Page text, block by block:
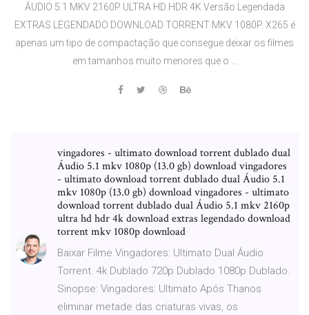
ÁUDIO 5.1 MKV 2160P ULTRA HD HDR 4K Versão Legendada
EXTRAS LEGENDADO DOWNLOAD TORRENT MKV 1080P. X265 é
apenas um tipo de compactação que consegue deixar os filmes
em tamanhos muito menores que o …
vingadores - ultimato download torrent dublado dual
Áudio 5.1 mkv 1080p (13.0 gb) download vingadores
- ultimato download torrent dublado dual Áudio 5.1
mkv 1080p (13.0 gb) download vingadores - ultimato
download torrent dublado dual Áudio 5.1 mkv 2160p
ultra hd hdr 4k download extras legendado download
torrent mkv 1080p download
Baixar Filme Vingadores: Ultimato Dual Áudio
Torrent. 4k Dublado 720p Dublado 1080p Dublado.
Sinopse: Vingadores: Ultimato Após Thanos
eliminar metade das criaturas vivas, os